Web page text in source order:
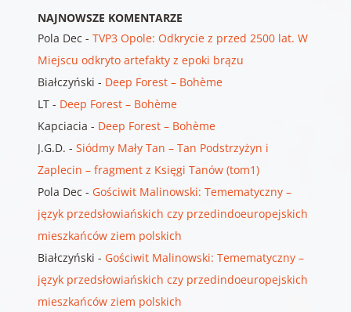
NAJNOWSZE KOMENTARZE
Pola Dec - TVP3 Opole: Odkrycie z przed 2500 lat. W
Miejscu odkryto artefakty z epoki brązu
Białczyński - Deep Forest – Bohème
LT- Deep Forest – Bohème
Kapciacia - Deep Forest – Bohème
J.G.D. - Siódmy Mały Tan – Tan Podstrzyżyn i
Zaplecin – fragment z Księgi Tanów (tom1)
Pola Dec - Gościwit Malinowski: Temematyczny –
język przedsłowiańskich czy przedindoeuropejskich
mieszkańców ziem polskich
Białczyński - Gościwit Malinowski: Temematyczny –
język przedsłowiańskich czy przedindoeuropejskich
mieszkańców ziem polskich